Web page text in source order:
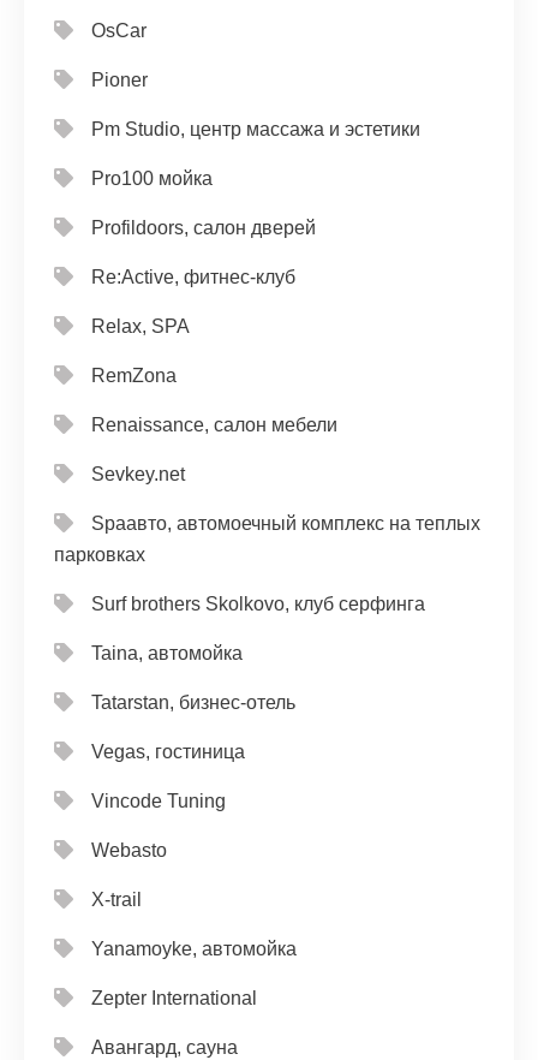
OsCar
Pioner
Pm Studio, центр массажа и эстетики
Pro100 мойка
Profildoors, салон дверей
Re:Active, фитнес-клуб
Relax, SPA
RemZona
Renaissance, салон мебели
Sevkey.net
Spaавто, автомоечный комплекс на теплых
парковках
Surf brothers Skolkovo, клуб серфинга
Taina, автомойка
Tatarstan, бизнес-отель
Vegas, гостиница
Vincode Tuning
Webasto
X-trail
Yanamoyke, автомойка
Zepter International
Авангард, сауна